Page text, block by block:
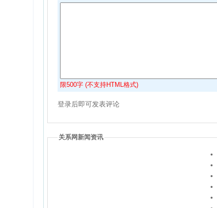
限500字 (不支持HTML格式)
登录后即可发表评论
关系网新闻资讯